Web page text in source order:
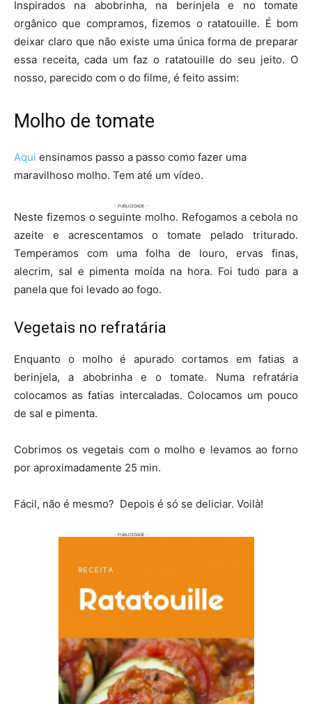
Inspirados na abobrinha, na berinjela e no tomate
orgânico que compramos, fizemos o ratatouille. É bom
deixar claro que não existe uma única forma de preparar
essa receita, cada um faz o ratatouille do seu jeito. O
nosso, parecido com o do filme, é feito assim:
Molho de tomate
Aqui ensinamos passo a passo como fazer uma
maravilhoso molho. Tem até um vídeo.
Neste fizemos o seguinte molho. Refogamos a cebola no
azeite e acrescentamos o tomate pelado triturado.
Temperamos com uma folha de louro, ervas finas,
alecrim, sal e pimenta moída na hora. Foi tudo para a
panela que foi levado ao fogo.
Vegetais no refratária
Enquanto o molho é apurado cortamos em fatias a
berinjela, a abobrinha e o tomate. Numa refratária
colocamos as fatias intercaladas. Colocamos um pouco
de sal e pimenta.
Cobrimos os vegetais com o molho e levamos ao forno
por aproximadamente 25 min.
Fácil, não é mesmo? Depois é só se deliciar. Voilà!